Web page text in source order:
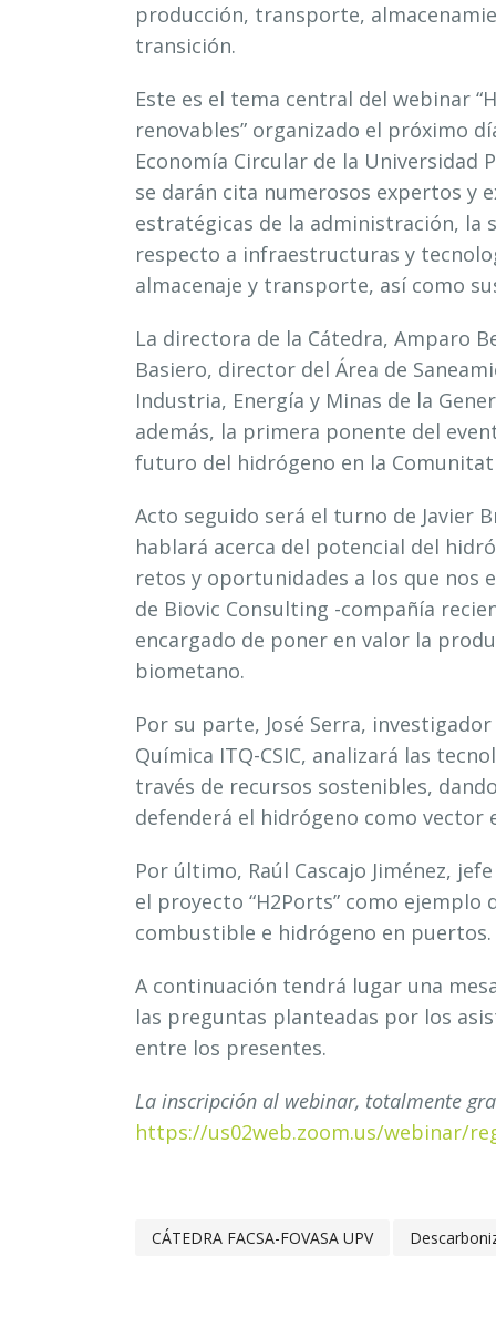
producción, transporte,
transición.
Este es el tema central del webinar “H
renovables” organizado el próximo
Economía Circular de la Universidad
se darán cita numerosos expertos y
estratégicas de la administración, la
respecto a infraestructuras y
almacenaje y transporte, así como
La directora de la Cátedra, Amparo
Basiero, director del Área de
Industria, Energía y Minas de la
además, la primera ponente del
futuro del hidrógeno en la Comunitat
Acto seguido será el turno de Javier
hablará acerca del potencial del
retos y oportunidades a los que nos
de Biovic Consulting -compañía
encargado de poner en valor la
biometano.
Por su parte, José Serra,
Química ITQ-CSIC, analizará las
través de recursos sostenibles,
defenderá el hidrógeno como vector
Por último, Raúl Cascajo Jiménez,
el proyecto “H2Ports” como
combustible e hidrógeno en puertos.
A continuación tendrá lugar una
las preguntas planteadas por los
entre los presentes.
La inscripción al webinar, totalmente
https://us02web.zoom.us/webinar/
CÁTEDRA FACSA-FOVASA UPV